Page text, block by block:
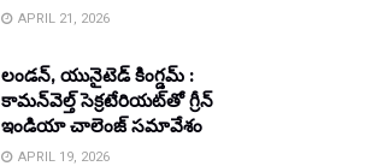
APRIL 21, 2026
లండన్, యునైటెడ్ కింగ్డమ్ :
కామన్‌వెల్త్ సెక్రటేరియట్‌తో గ్రీన్
ఇండియా చాలెంజ్ సమావేశం
APRIL 19, 2026